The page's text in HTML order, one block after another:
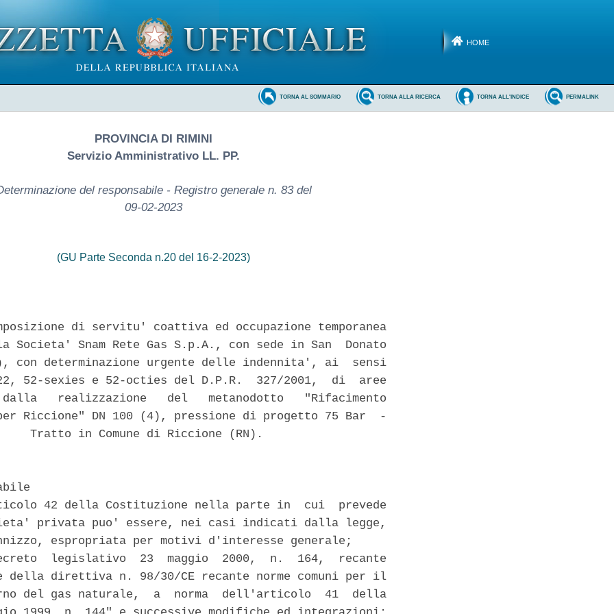
HOME
PERMALINK
TORNA ALL'INDICE
TORNA ALLA RICERCA
TORNA AL SOMMARIO
PROVINCIA DI RIMINI
Servizio Amministrativo LL. PP.
del responsabile - Registro generale n. 83 del
09-02-2023
(GU Parte Seconda n.20 del 16-2-2023)